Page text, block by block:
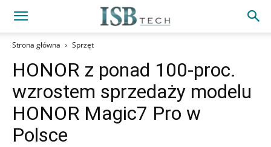
Strona główna Sprzęt
HONOR z ponad 100-proc.
wzrostem sprzedaży modelu
HONOR Magic7 Pro w
Polsce